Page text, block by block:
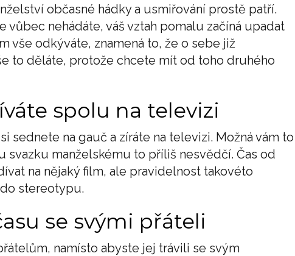
občasné hádky a usmiřování prostě patří.
vůbec nehádáte, váš vztah pomalu začíná upadat
vše odkýváte, znamená to, že o sebe již
to děláte, protože chcete mít od toho druhého
spolu na televizi
sednete na gauč a zíráte na televizi. Možná vám to
svazku manželskému to příliš nesvědčí. Čas od
na nějaký film, ale pravidelnost takovéto
stereotypu.
se svými přáteli
namísto abyste jej trávili se svým